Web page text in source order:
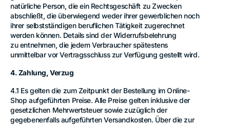
natürliche Person, die ein Rechtsgeschäft zu Zwecken
abschließt, die überwiegend weder ihrer gewerblichen noch
ihrer selbstständigen beruflichen Tätigkeit zugerechnet
werden können. Details sind der Widerrufsbelehrung
zu entnehmen, die jedem Verbraucher spätestens
unmittelbar vor Vertragsschluss zur Verfügung gestellt wird.
4. Zahlung, Verzug
4.1 Es gelten die zum Zeitpunkt der Bestellung im Online-
Shop aufgeführten Preise. Alle Preise gelten inklusive der
gesetzlichen Mehrwertsteuer sowie zuzüglich der
gegebenenfalls aufgeführten Versandkosten. Über die zur